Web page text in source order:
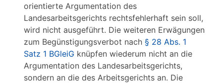
orientierte Argumentation des
Landesarbeitsgerichts rechtsfehlerhaft sein soll,
wird nicht ausgeführt. Die weiteren Erwägungen
zum Begünstigungsverbot nach § 28 Abs. 1
Satz 1 BGleiG knüpfen wiederum nicht an die
Argumentation des Landesarbeitsgerichts,
sondern an die des Arbeitsgerichts an. Die